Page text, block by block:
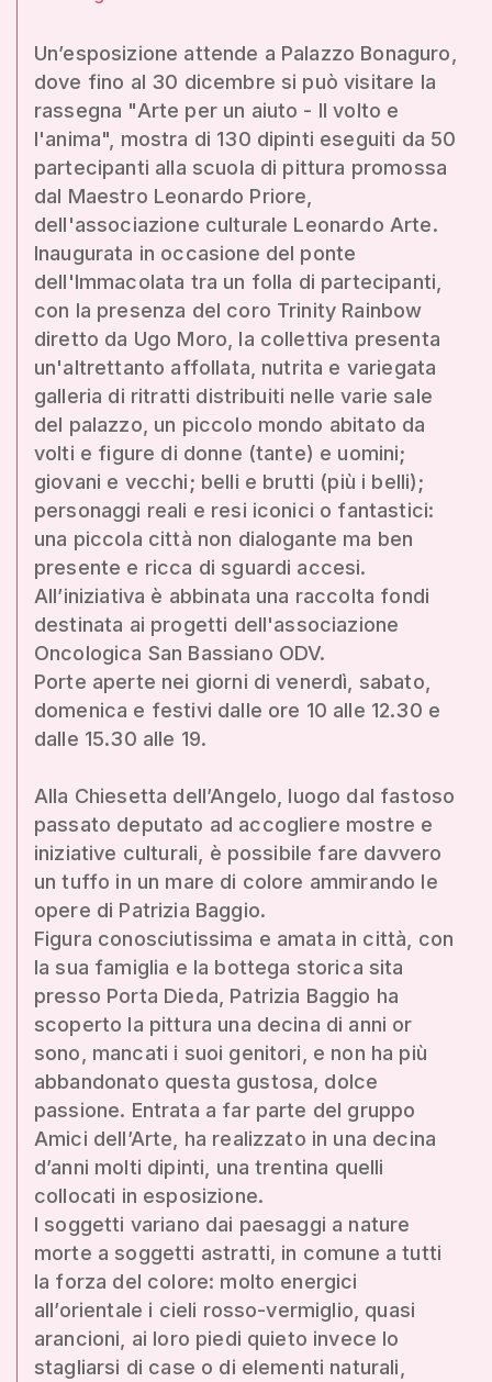
Un’esposizione attende a Palazzo Bonaguro,
dove fino al 30 dicembre si può visitare la
rassegna "Arte per un aiuto - Il volto e
l'anima", mostra di 130 dipinti eseguiti da 50
partecipanti alla scuola di pittura promossa
dal Maestro Leonardo Priore,
dell'associazione culturale Leonardo Arte.
Inaugurata in occasione del ponte
dell'Immacolata tra un folla di partecipanti,
con la presenza del coro Trinity Rainbow
diretto da Ugo Moro, la collettiva presenta
un'altrettanto affollata, nutrita e variegata
galleria di ritratti distribuiti nelle varie sale
del palazzo, un piccolo mondo abitato da
volti e figure di donne (tante) e uomini;
giovani e vecchi; belli e brutti (più i belli);
personaggi reali e resi iconici o fantastici:
una piccola città non dialogante ma ben
presente e ricca di sguardi accesi.
All’iniziativa è abbinata una raccolta fondi
destinata ai progetti dell'associazione
Oncologica San Bassiano ODV.
Porte aperte nei giorni di venerdì, sabato,
domenica e festivi dalle ore 10 alle 12.30 e
dalle 15.30 alle 19.
Alla Chiesetta dell’Angelo, luogo dal fastoso
passato deputato ad accogliere mostre e
iniziative culturali, è possibile fare davvero
un tuffo in un mare di colore ammirando le
opere di Patrizia Baggio.
Figura conosciutissima e amata in città, con
la sua famiglia e la bottega storica sita
presso Porta Dieda, Patrizia Baggio ha
scoperto la pittura una decina di anni or
sono, mancati i suoi genitori, e non ha più
abbandonato questa gustosa, dolce
passione. Entrata a far parte del gruppo
Amici dell’Arte, ha realizzato in una decina
d’anni molti dipinti, una trentina quelli
collocati in esposizione.
I soggetti variano dai paesaggi a nature
morte a soggetti astratti, in comune a tutti
la forza del colore: molto energici
all’orientale i cieli rosso-vermiglio, quasi
arancioni, ai loro piedi quieto invece lo
stagliarsi di case o di elementi naturali,